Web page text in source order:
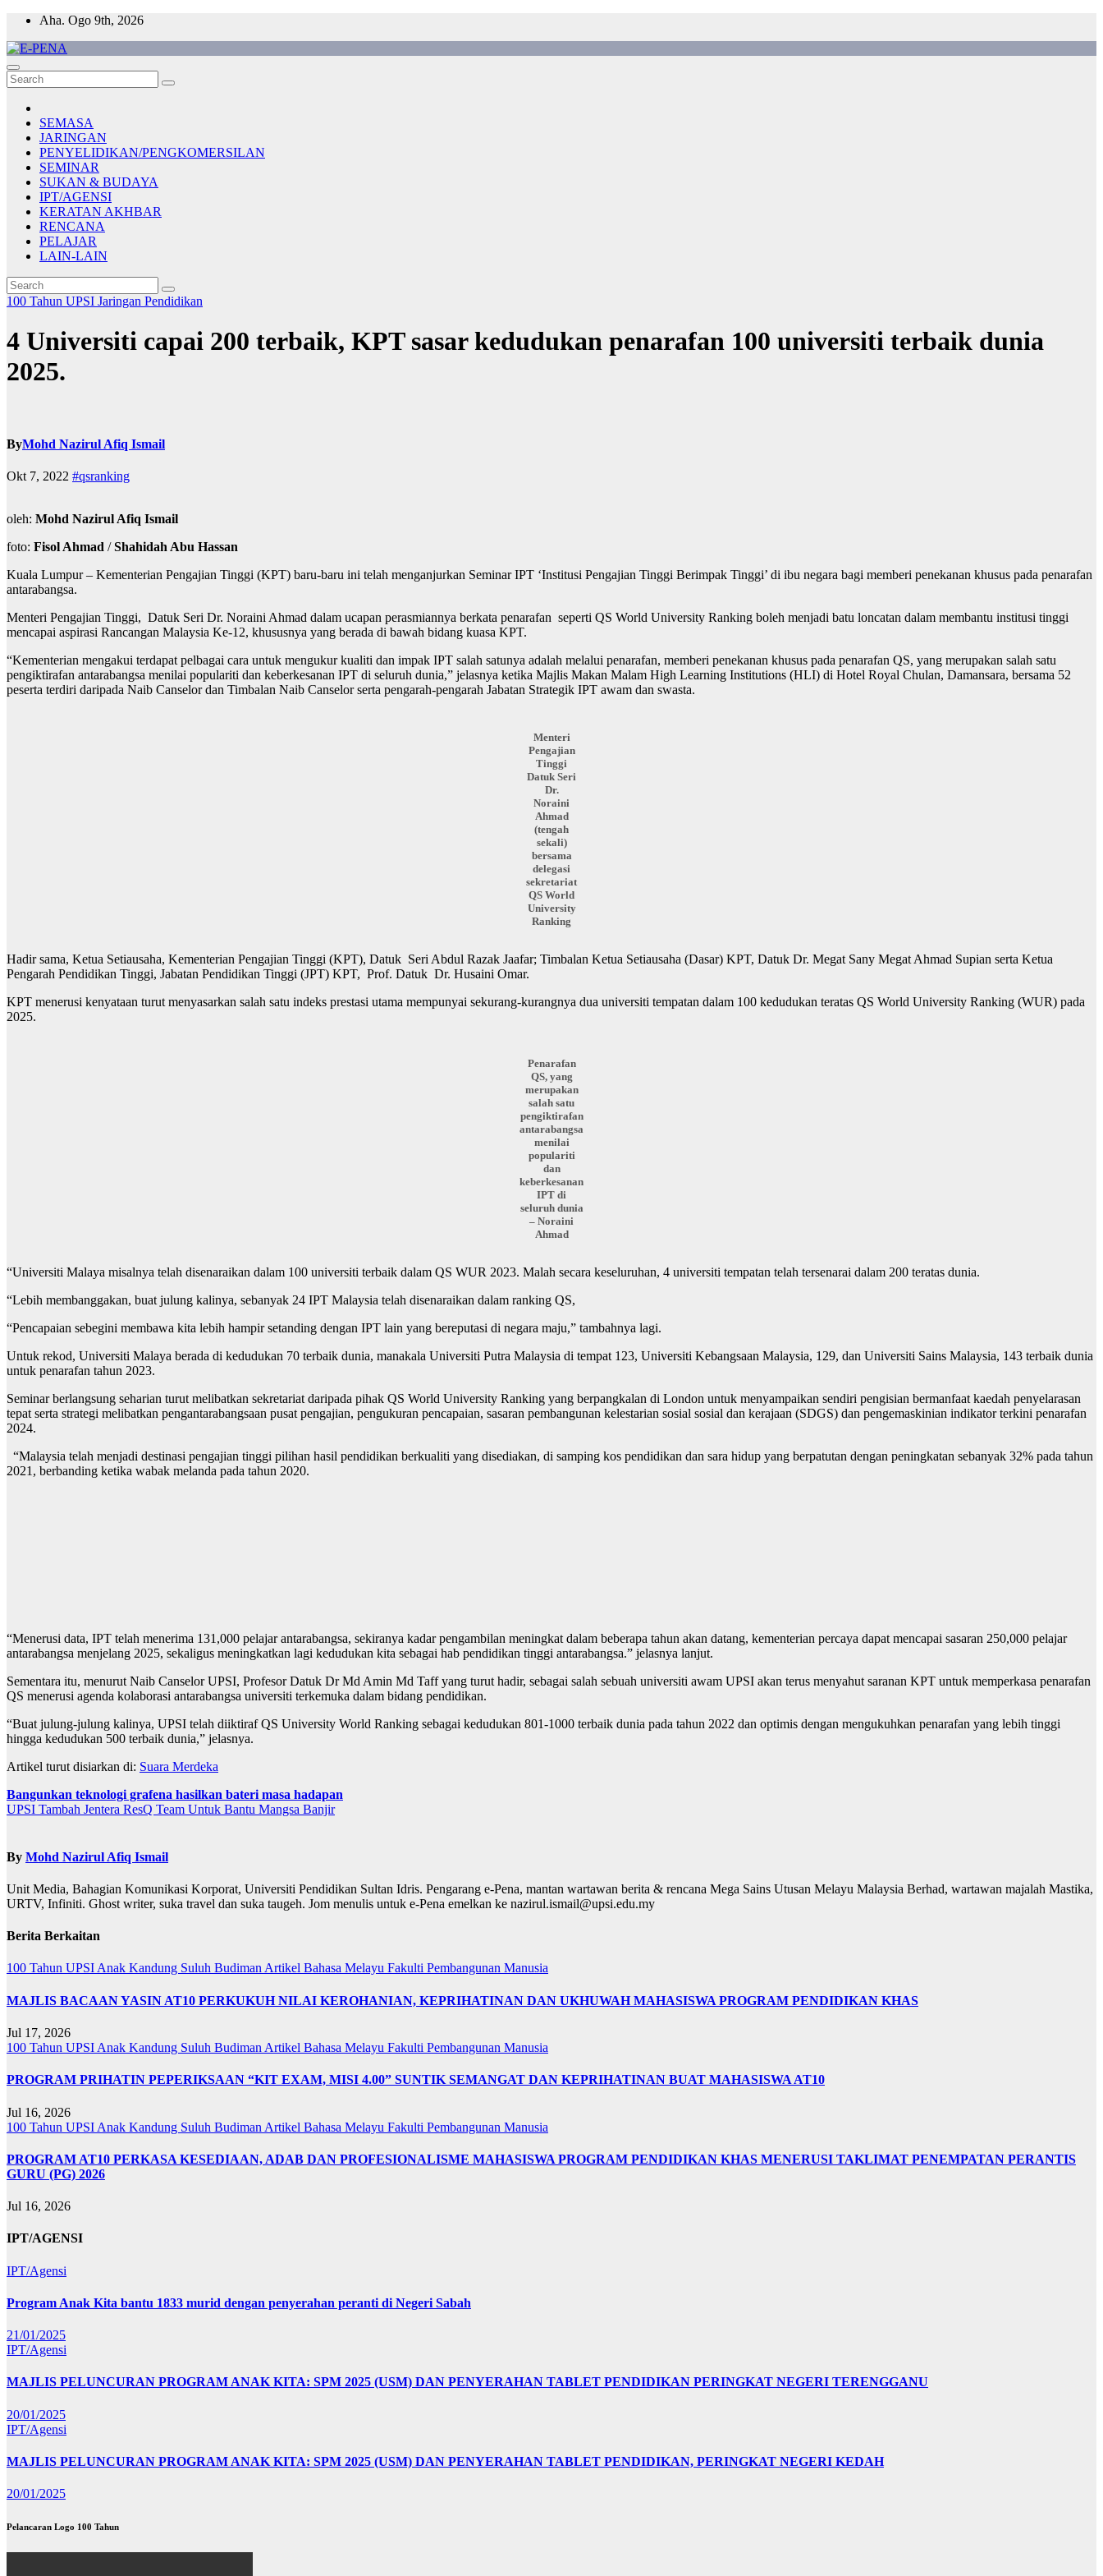
Skip
content
Aha. Ogo 9th, 2026
E-PENA
Berita Digital Terkini
SEMASA
JARINGAN
PENYELIDIKAN/PENGKOMERSILAN
SEMINAR
SUKAN & BUDAYA
IPT/AGENSI
KERATAN AKHBAR
RENCANA
PELAJAR
LAIN-LAIN
100 Tahun UPSI Jaringan Pendidikan
4 Universiti capai 200 terbaik, KPT sasar kedudukan penarafan 100 universiti terbaik dunia
2025.
ByMohd Nazirul Afiq Ismail
Okt 7, 2022 #qsranking
oleh: Mohd Nazirul Afiq Ismail
foto: Fisol Ahmad /Shahidah Abu Hassan
Kuala Lumpur – Kementerian Pengajian Tinggi (KPT) baru-baru ini telah menganjurkan Seminar IPT ‘Institusi Pengajian Tinggi Berimpak Tinggi’ di ibu negara bagi memberi penekanan khusus pada penarafan
antarabangsa.
Menteri Pengajian Tinggi, Datuk Seri Dr. Noraini Ahmad dalam ucapan perasmiannya berkata penarafan seperti QS World University Ranking boleh menjadi batu loncatan dalam membantu institusi tinggi
mencapai aspirasi Rancangan Malaysia Ke-12, khususnya yang berada di bawah bidang kuasa KPT.
“Kementerian mengakui terdapat pelbagai cara untuk mengukur kualiti dan impak IPT salah satunya adalah melalui penarafan, memberi penekanan khusus pada penarafan QS, yang merupakan salah satu
pengiktirafan antarabangsa menilai populariti dan keberkesanan IPT di seluruh dunia,” jelasnya ketika Majlis Makan Malam High Learning Institutions (HLI) di Hotel Royal Chulan, Damansara, bersama 52
peserta terdiri daripada Naib Canselor dan Timbalan Naib Canselor serta pengarah-pengarah Jabatan Strategik IPT awam dan swasta.
Menteri
Pengajian
Tinggi
Datuk Seri
Dr.
Noraini
Ahmad
(tengah
sekali)
bersama
delegasi
sekretariat
QS World
University
Ranking
Hadir sama, Ketua Setiausaha, Kementerian Pengajian Tinggi (KPT), Datuk Seri Abdul Razak Jaafar; Timbalan Ketua Setiausaha (Dasar) KPT, Datuk Dr. Megat Sany Megat Ahmad Supian serta Ketua
Pengarah Pendidikan Tinggi, Jabatan Pendidikan Tinggi (JPT) KPT, Prof. Datuk Dr. Husaini Omar.
KPT menerusi kenyataan turut menyasarkan salah satu indeks prestasi utama mempunyai sekurang-kurangnya dua universiti tempatan dalam 100 kedudukan teratas QS World University Ranking (WUR) pada
2025.
Penarafan
QS, yang
merupakan
salah satu
pengiktirafan
antarabangsa
menilai
populariti
dan
keberkesanan
IPT di
seluruh dunia
– Noraini
Ahmad
“Universiti Malaya misalnya telah disenaraikan dalam 100 universiti terbaik dalam QS WUR 2023. Malah secara keseluruhan, 4 universiti tempatan telah tersenarai dalam 200 teratas dunia.
“Lebih membanggakan, buat julung kalinya, sebanyak 24 IPT Malaysia telah disenaraikan dalam ranking QS,
“Pencapaian sebegini membawa kita lebih hampir setanding dengan IPT lain yang bereputasi di negara maju,” tambahnya lagi.
Untuk rekod, Universiti Malaya berada di kedudukan 70 terbaik dunia, manakala Universiti Putra Malaysia di tempat 123, Universiti Kebangsaan Malaysia, 129, dan Universiti Sains Malaysia, 143 terbaik dunia
untuk penarafan tahun 2023.
Seminar berlangsung seharian turut melibatkan sekretariat daripada pihak QS World University Ranking yang berpangkalan di London untuk menyampaikan sendiri pengisian bermanfaat kaedah penyelarasan
tepat serta strategi melibatkan pengantarabangsaan pusat pengajian, pengukuran pencapaian, sasaran pembangunan kelestarian sosial sosial dan kerajaan (SDGS) dan pengemaskinian indikator terkini penarafan
2024.
“Malaysia telah menjadi destinasi pengajian tinggi pilihan hasil pendidikan berkualiti yang disediakan, di samping kos pendidikan dan sara hidup yang berpatutan dengan peningkatan sebanyak 32% pada tahun
2021, berbanding ketika wabak melanda pada tahun 2020.
“Menerusi data, IPT telah menerima 131,000 pelajar antarabangsa, sekiranya kadar pengambilan meningkat dalam beberapa tahun akan datang, kementerian percaya dapat mencapai sasaran 250,000 pelajar
antarabangsa menjelang 2025, sekaligus meningkatkan lagi kedudukan kita sebagai hab pendidikan tinggi antarabangsa.” jelasnya lanjut.
Sementara itu, menurut Naib Canselor UPSI, Profesor Datuk Dr Md Amin Md Taff yang turut hadir, sebagai salah sebuah universiti awam UPSI akan terus menyahut saranan KPT untuk memperkasa penarafan
QS menerusi agenda kolaborasi antarabangsa universiti terkemuka dalam bidang pendidikan.
“Buat julung-julung kalinya, UPSI telah diiktiraf QS University World Ranking sebagai kedudukan 801-1000 terbaik dunia pada tahun 2022 dan optimis dengan mengukuhkan penarafan yang lebih tinggi
hingga kedudukan 500 terbaik dunia,” jelasnya.
Artikel turut disiarkan di: Suara Merdeka
Navigasi
kiriman
Bangunkan teknologi grafena hasilkan bateri masa hadapan
UPSI Tambah Jentera ResQ Team Untuk Bantu Mangsa Banjir
By Mohd Nazirul Afiq Ismail
Unit Media, Bahagian Komunikasi Korporat, Universiti Pendidikan Sultan Idris. Pengarang e-Pena, mantan wartawan berita & rencana Mega Sains Utusan Melayu Malaysia Berhad, wartawan majalah Mastika,
URTV, Infiniti. Ghost writer, suka travel dan suka taugeh. Jom menulis untuk e-Pena emelkan ke nazirul.ismail@upsi.edu.my
Berita Berkaitan
100 Tahun UPSIAnak Kandung Suluh BudimanArtikel Bahasa Melayu Fakulti Pembangunan Manusia
MAJLIS BACAAN YASIN AT10 PERKUKUH NILAI KEROHANIAN, KEPRIHATINAN DAN UKHUWAH MAHASISWA PROGRAM PENDIDIKAN KHAS
Jul 17, 2026
100 Tahun UPSI Anak Kandung Suluh Budiman Artikel Bahasa Melayu Fakulti Pembangunan Manusia
PROGRAM PRIHATIN PEPERIKSAAN “KIT EXAM, MISI 4.00” SUNTIK SEMANGAT DAN KEPRIHATINAN BUAT MAHASISWA AT10
Jul 16, 2026
100 Tahun UPSI Anak Kandung Suluh Budiman Artikel Bahasa Melayu Fakulti Pembangunan Manusia
PROGRAM AT10 PERKASA KESEDIAAN, ADAB DAN PROFESIONALISME MAHASISWA PROGRAM PENDIDIKAN KHAS MENERUSI TAKLIMAT PENEMPATAN PERANTIS
GURU (PG) 2026
Jul 16, 2026
IPT/AGENSI
IPT/Agensi
Program Anak Kita bantu 1833 murid dengan penyerahan peranti di Negeri Sabah
21/01/2025
IPT/Agensi
MAJLIS PELUNCURAN PROGRAM ANAK KITA: SPM 2025 (USM) DAN PENYERAHAN TABLET PENDIDIKAN PERINGKAT NEGERI TERENGGANU
20/01/2025
IPT/Agensi
MAJLIS PELUNCURAN PROGRAM ANAK KITA: SPM 2025 (USM) DAN PENYERAHAN TABLET PENDIDIKAN, PERINGKAT NEGERI KEDAH
20/01/2025
Pelancaran Logo 100 Tahun